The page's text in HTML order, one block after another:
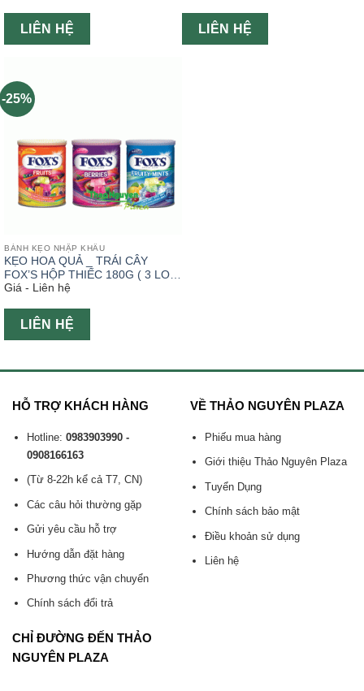
LIÊN HỆ LIÊN HỆ
-25%
BÁNH KẸO NHẬP KHẨU
KẸO HOA QUẢ _ TRÁI CÂY
FOX’S HỘP THIẾC 180G ( 3 LOẠI
) XUẤT XỨ: INDONESIA
Giá - Liên hệ
LIÊN HỆ
HỖ TRỢ KHÁCH HÀNG
Hotline: 0983903990 -
0908166163
(Từ 8-22h kể cả T7, CN)
Các câu hỏi thường gặp
Gửi yêu cầu hỗ trợ
Hướng dẫn đặt hàng
Phương thức vận chuyển
Chính sách đổi trả
VỀ THẢO NGUYÊN PLAZA
Phiếu mua hàng
Giới thiệu Thảo Nguyên Plaza
Tuyển Dụng
Chính sách bảo mật
Điều khoản sử dụng
Liên hệ
CHỈ ĐƯỜNG ĐẾN THẢO
NGUYÊN PLAZA